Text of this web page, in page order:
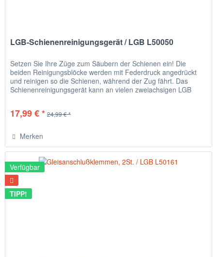
LGB-Schienenreinigungsgerät / LGB L50050
Setzen Sie Ihre Züge zum Säubern der Schienen ein! Die
beiden Reinigungsblöcke werden mit Federdruck angedrückt
und reinigen so die Schienen, während der Zug fährt. Das
Schienenreinigungsgerät kann an vielen zweiachsigen LGB
17,99 € * 24,99 € *
Merken
Verfügbar
TIPP!